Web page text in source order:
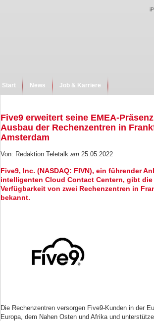
Start News Job & Karriere
Five9 erweitert seine EMEA-
Ausbau der Rechenzentren in
Amsterdam
Von: Redaktion Teletalk am 25.05.2022
Five9, Inc. (NASDAQ: FIVN), ein führender
intelligenten Cloud Contact Centern, gibt die
Verfügbarkeit von zwei Rechenzentren in
bekannt.
Die Rechenzentren versorgen Five9-Kunden in der
Europa, dem Nahen Osten und Afrika und